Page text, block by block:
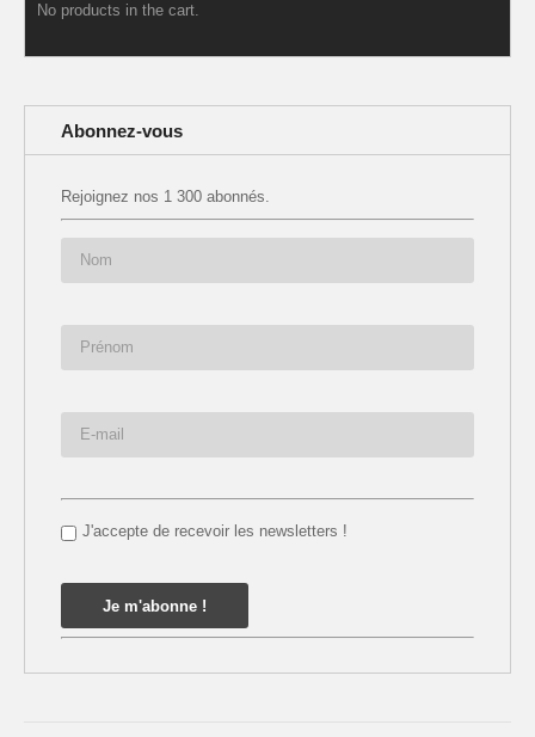
No products in the cart.
Abonnez-vous
Rejoignez nos 1 300 abonnés.
J'accepte de recevoir les newsletters !